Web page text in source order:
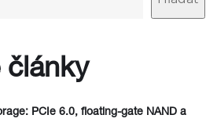
články
PCIe 6.0, floating-gate NAND a